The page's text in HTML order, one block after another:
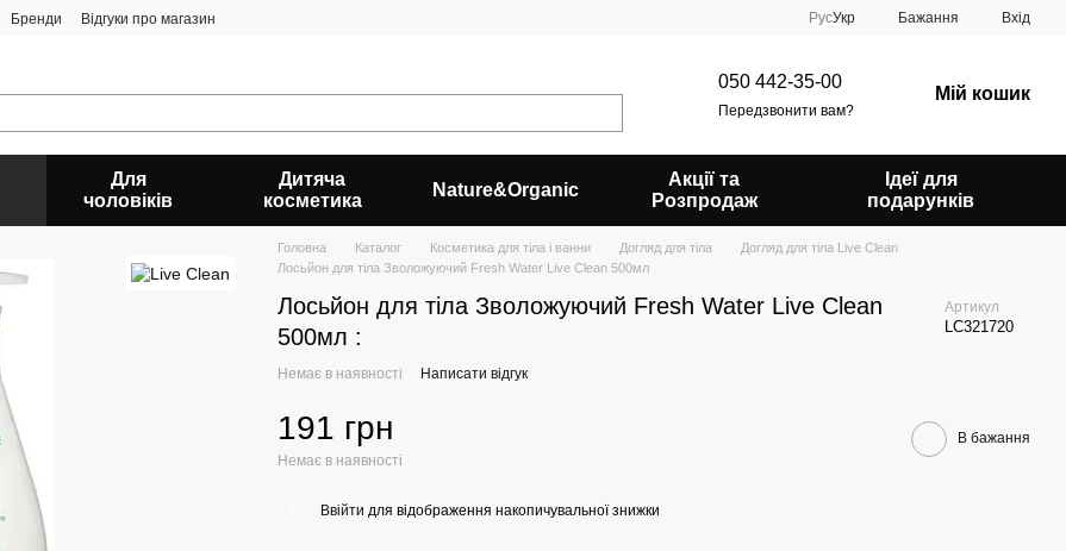
Бренди Відгуки про магазин РусУкр Бажання Вхід
050 442-35-00
Передзвонити вам?
Мій кошик
Для
чоловіків
Дитяча
косметика
Nature&Organic
Акції та
Розпродаж
Ідеї для
подарунків
Головна Каталог Косметика для тіла і ванни Догляд для тіла
Догляд для тіла Live Clean
Лосьйон для тіла Зволожуючий Fresh Water Live Clean 500мл
Лосьйон для тіла Зволожуючий Fresh Water Live Clean
500мл :
Артикул
LC321720
Немає в наявності Написати відгук
191 грн
Немає в наявності
В бажання
Ввійти для відображення накопичувальної знижки